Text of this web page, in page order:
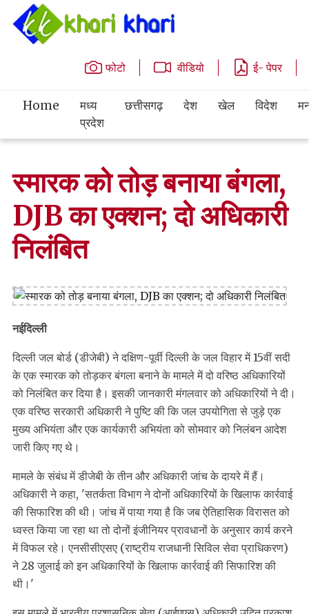
फोटो वीडियो ई- पेपर
Home
मध्य
प्रदेश
छत्तीसगढ़ देश खेल विदेश
स्मारक को तोड़ बनाया बंगला,
DJB का एक्शन; दो अधिकारी
निलंबित
नईदिल्ली
दिल्ली जल बोर्ड (डीजेबी) ने दक्षिण-पूर्वी दिल्ली के जल विहार में 15वीं सदी
के एक स्मारक को तोड़कर बंगला बनाने के मामले में दो वरिष्ठ अधिकारियों
को निलंबित कर दिया है। इसकी जानकारी मंगलवार को अधिकारियों ने दी।
एक वरिष्ठ सरकारी अधिकारी ने पुष्टि की कि जल उपयोगिता से जुड़े एक
मुख्य अभियंता और एक कार्यकारी अभियंता को सोमवार को निलंबन आदेश
जारी किए गए थे।
मामले के संबंध में डीजेबी के तीन और अधिकारी जांच के दायरे में हैं।
अधिकारी ने कहा, 'सतर्कता विभाग ने दोनों अधिकारियों के खिलाफ कार्रवाई
की सिफारिश की थी। जांच में पाया गया है कि जब ऐतिहासिक विरासत को
ध्वस्त किया जा रहा था तो दोनों इंजीनियर प्रावधानों के अनुसार कार्य करने
में विफल रहे। एनसीसीएसए (राष्ट्रीय राजधानी सिविल सेवा प्राधिकरण)
ने 28 जुलाई को इन अधिकारियों के खिलाफ कार्रवाई की सिफारिश की
थी।'